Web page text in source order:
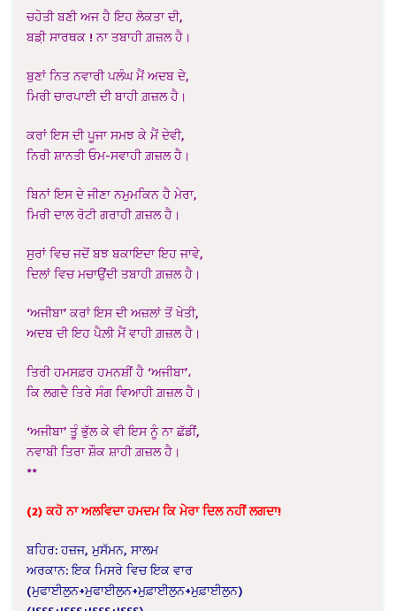
ਚਹੇਤੀ ਬਣੀ ਅਜ ਹੈ ਇਹ ਲੋਕਤਾ ਦੀ,
ਬਡ਼ੀ ਸਾਰਥਕ ! ਨਾ ਤਬਾਹੀ ਗ਼ਜ਼ਲ ਹੈ।
ਬੁਣਾਂ ਨਿਤ ਨਵਾਰੀ ਪਲੰਘ ਮੈਂ ਅਦਬ ਦੇ,
ਮਿਰੀ ਚਾਰਪਾਈ ਦੀ ਬਾਹੀ ਗ਼ਜ਼ਲ ਹੈ।
ਕਰਾਂ ਇਸ ਦੀ ਪੂਜਾ ਸਮਝ ਕੇ ਮੈਂ ਦੇਵੀ,
ਨਿਰੀ ਸ਼ਾਨਤੀ ਓਮ-ਸਵਾਹੀ ਗ਼ਜ਼ਲ ਹੈ।
ਬਿਨਾਂ ਇਸ ਦੇ ਜੀਣਾ ਨਮੁਮਕਿਨ ਹੈ ਮੇਰਾ,
ਮਿਰੀ ਦਾਲ ਰੋਟੀ ਗਰਾਹੀ ਗ਼ਜ਼ਲ ਹੈ।
ਸੁਰਾਂ ਵਿਚ ਜਦੋਂ ਬਝ ਬਕਾਇਦਾ ਇਹ ਜਾਵੇ,
ਦਿਲਾਂ ਵਿਚ ਮਚਾਉਂਦੀ ਤਬਾਹੀ ਗ਼ਜ਼ਲ ਹੈ।
‘ਅਜੀਬਾ’ ਕਰਾਂ ਇਸ ਦੀ ਅਜ਼ਲਾਂ ਤੋਂ ਖੇਤੀ,
ਅਦਬ ਦੀ ਇਹ ਪੈਲ਼ੀ ਮੈਂ ਵਾਹੀ ਗ਼ਜ਼ਲ ਹੈ।
ਤਿਰੀ ਹਮਸਫ਼ਰ ਹਮਨਸ਼ੀਂ ਹੈ ‘ਅਜੀਬਾ’،
ਕਿ ਲਗਦੈ ਤਿਰੇ ਸੰਗ ਵਿਆਹੀ ਗ਼ਜ਼ਲ ਹੈ।
‘ਅਜੀਬਾ’ ਤੂੰ ਭੁੱਲ ਕੇ ਵੀ ਇਸ ਨੂੰ ਨਾ ਛੱਡੀਂ,
ਨਵਾਬੀ ਤਿਰਾ ਸ਼ੌਕ ਸ਼ਾਹੀ ਗ਼ਜ਼ਲ ਹੈ।
**
(2) ਕਹੋ ਨਾ ਅਲਵਿਦਾ ਹਮਦਮ ਕਿ ਮੇਰਾ ਦਿਲ ਨਹੀਂ ਲਗਦਾ!
ਬਹਿਰ: ਹਜ਼ਜ, ਮੁਸੱਮਨ, ਸਾਲਮ
ਅਰਕਾਨ: ਇਕ ਮਿਸਰੇ ਵਿਚ ਇਕ ਵਾਰ
(ਮੁਫਾਈਲੁਨ+ਮੁਫਾਈਲੁਨ+ਮੁਫ਼ਾਈਲੁਨ+ਮੁਫ਼ਾਈਲੁਨ)